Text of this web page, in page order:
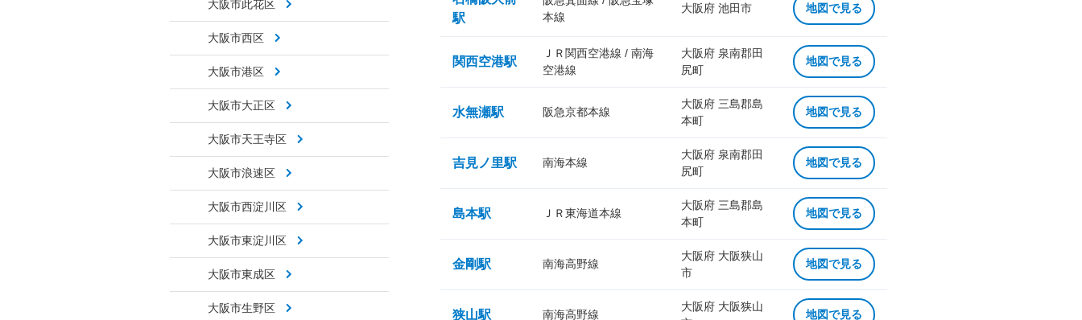
大阪市此花区
大阪市西区
大阪市港区
大阪市大正区
大阪市天王寺区
大阪市浪速区
大阪市西淀川区
大阪市東淀川区
大阪市東成区
大阪市生野区
駅
本線
大阪府 池田市 地図で見る
関西空港駅
ＪＲ関西空港線 / 南海
空港線
大阪府 泉南郡田
尻町
地図で見る
水無瀬駅 阪急京都本線
大阪府 三島郡島
本町
地図で見る
吉見ノ里駅 南海本線
大阪府 泉南郡田
尻町
地図で見る
島本駅 ＪＲ東海道本線
大阪府 三島郡島
本町
地図で見る
金剛駅 南海高野線
大阪府 大阪狭山
市
地図で見る
狭山駅 南海高野線
大阪府 大阪狭山
地図で見る